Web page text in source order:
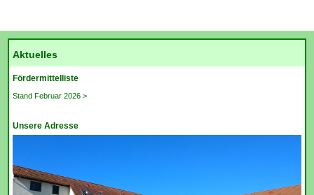
Aktuelles
Fördermittelliste
Stand Februar 2026 >
Unsere Adresse